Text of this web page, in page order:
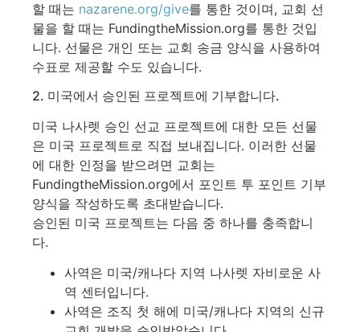
할 때는 nazarene.org/give를 통한 것이며, 교회 선
물을 할 때는 FundingtheMission.org를 통한 것입
니다. 선물은 개인 또는 교회 송금 양식을 사용하여
수표로 제공할 수도 있습니다.
2. 미국에서 승인된 프로젝트에 기부합니다.
미국 나사렛 승인 선교 프로젝트에 대한 모든 선물
은 미국 프로젝트로 직접 보내집니다. 이러한 선물
에 대한 인정을 받으려면 교회는
FundingtheMission.org에서 포인트 투 포인트 기부
양식을 작성하도록 초대받습니다.
승인된 미국 프로젝트는 다음 중 하나를 충족합니
다.
사역은 미국/캐나다 지역 나사렛 자비로운 사
역 센터입니다.
사역은 조직 첫 해에 미국/캐나다 지역의 신규